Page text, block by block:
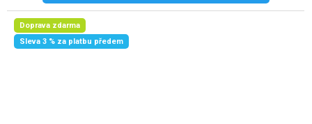
Doprava zdarma
Sleva 3 % za platbu předem